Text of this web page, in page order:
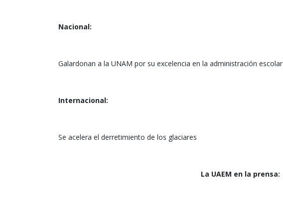
Nacional:
Galardonan a la UNAM por su excelencia en la administración escolar
Internacional:
Se acelera el derretimiento de los glaciares
La UAEM en la prensa: